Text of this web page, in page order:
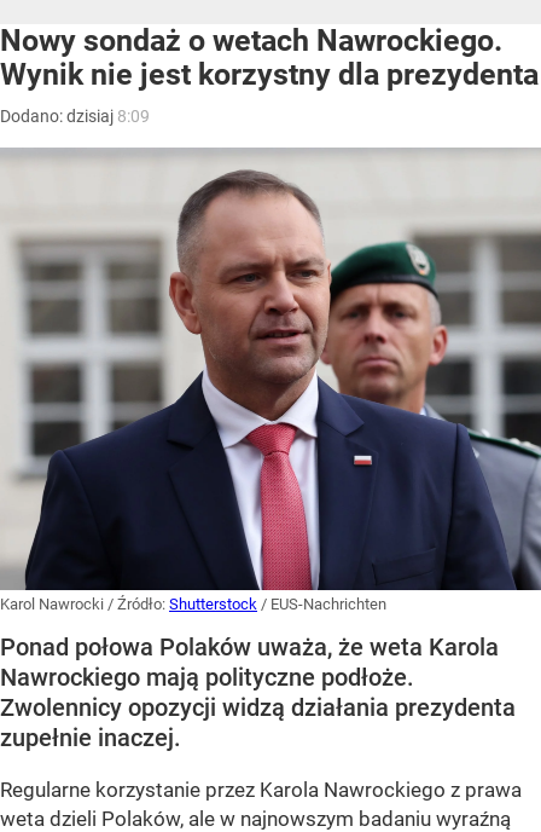
Nowy sondaż o wetach Nawrockiego.
Wynik nie jest korzystny dla prezydenta
Dodano:dzisiaj 8:09
Karol Nawrocki / Źródło: Shutterstock / EUS-Nachrichten
Ponad połowa Polaków uważa, że weta Karola
Nawrockiego mają polityczne podłoże.
Zwolennicy opozycji widzą działania prezydenta
zupełnie inaczej.
Regularne korzystanie przez Karola Nawrockiego z prawa
weta dzieli Polaków, ale w najnowszym badaniu wyraźną